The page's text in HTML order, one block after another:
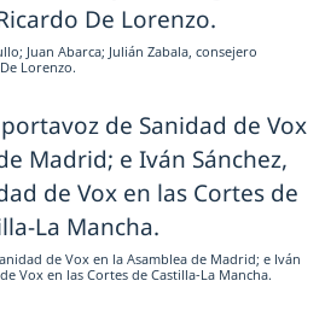
Juan Abarca; Julián Zabala, consejero
Lorenzo.
de Vox en la Asamblea de Madrid; e Iván
Vox en las Cortes de Castilla-La Mancha.